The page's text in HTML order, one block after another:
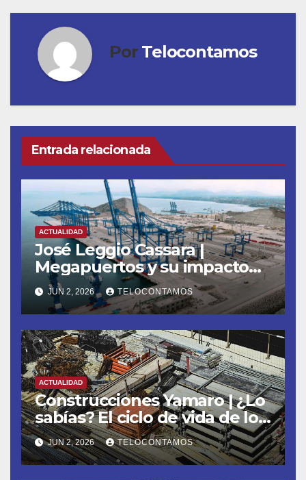
Por Telocontamos
Entrada relacionada
ACTUALIDAD
José Leggio Cassara |
Megapuertos y su impacto
en el turismo y el comercio
global
JUN 2, 2026 TELOCONTAMOS
ACTUALIDAD
Construcciones Yamaro | ¿Lo
sabías? El ciclo de vida de los
materiales de construcción
revoluciona eficiencia en
proyectos modernos
JUN 2, 2026 TELOCONTAMOS